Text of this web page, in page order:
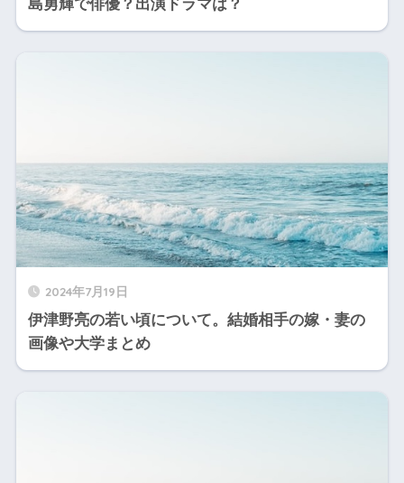
島勇輝で俳優？出演ドラマは？
2024年7月19日
伊津野亮の若い頃について。結婚相手の嫁・妻の
画像や大学まとめ